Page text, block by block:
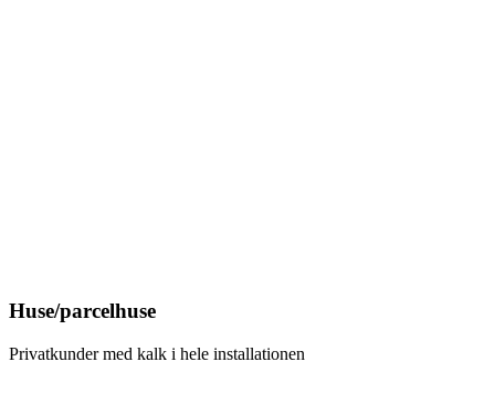
Huse/parcelhuse
Privatkunder med kalk i hele installationen